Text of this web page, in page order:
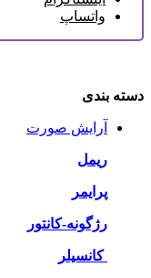
واتساپ
دسته بندی
آرایش صورت
ریمل
پرایمر
رژگونه-کانتور
کانسیلر